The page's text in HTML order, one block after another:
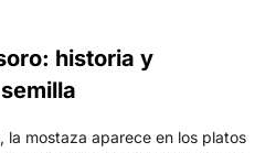
historia y
la mostaza aparece en los platos